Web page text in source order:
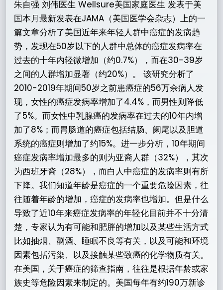
朱自强 刘伟医生 Wellsure美国家庭医生 发表于美
国本月最新发表在JAMA（美国医学会杂志）上的一
篇文章分析了美国近年来年轻人群中癌症的发病趋
势，发现在50岁以下的人群中总体的癌症发病率在
过去的十年内轻微增加（约0.7%），而在30-39岁
之间的人群增加显著（约20%）。 该研究分析了
2010-2019年期间50岁之前患癌症的56万余病人发
现，女性的癌症发病率增加了4.4%，而男性则降低
了5%。而女性中乳腺癌的发病率在过去的10年内增
加了8%；而胃肠道的癌症包括结肠、阑尾以及胆道
系统的癌症则增加了约15%。进一步分析，10年期间
癌症发病率增加最多的则为亚裔人群（32%），其次
为西班牙裔（28%），而白人中癌症的发病率则有所
下降。我们知道年龄是癌症的一个重要危险因素，往
往随着年龄的增加，癌症的发病率也增加。但是什么
导致了近10年来癌症发病率的年轻化目前并不十分清
楚，专家认为有可能和肥胖的增加以及某些生活方式
比如抽烟、酗酒、睡眠不良等有关，以及可能和环境
因素包括污染、以及接触某些致癌的化学物质有关。
在美国，关于癌症的筛查指南，往往是根据年龄或家
族史等危险因素来制定的。美国每年有约190万新诊